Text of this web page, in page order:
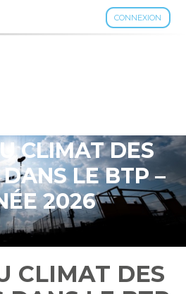
CONNEXION
CLIMAT DES
LE BTP –
2026
CLIMAT DES